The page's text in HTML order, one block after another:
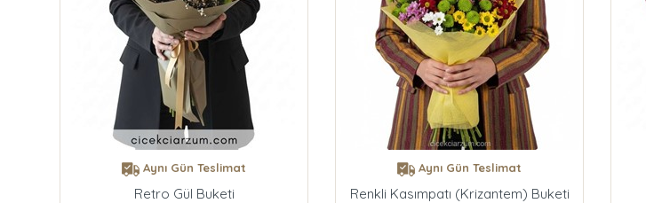
Aynı Gün Teslimat
Retro Gül Buketi
Aynı Gün Teslimat
Renkli Kasımpatı (krizantem) Buketi